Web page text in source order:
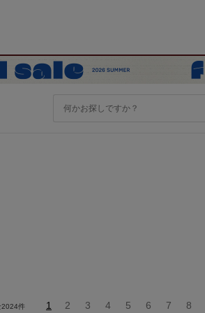
2024件 1 2 3 4 5 6 7 8